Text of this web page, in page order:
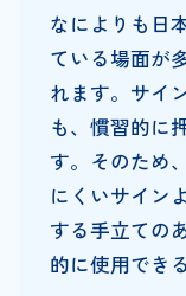
なによりも日
ている場面が
れます。サイ
も、慣習的に
す。そのため
にくいサイン
する手立ての
的に使用でき